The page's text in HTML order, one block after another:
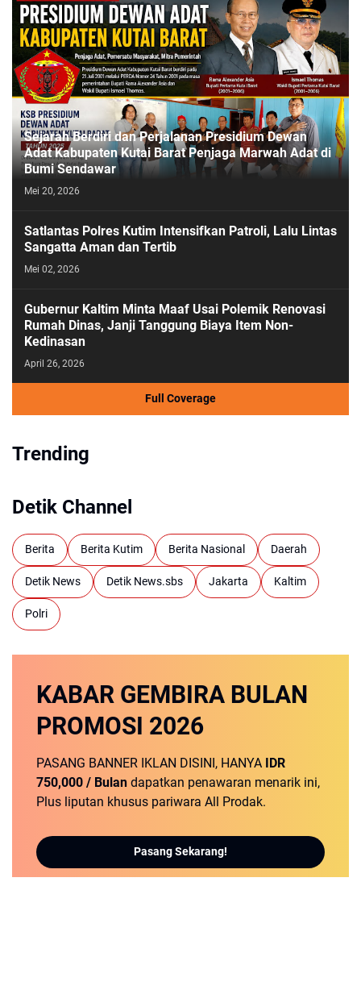
Sejarah Berdiri dan Perjalanan Presidium Dewan
Adat Kabupaten Kutai Barat Penjaga Marwah Adat di
Bumi Sendawar
Mei 20, 2026
Satlantas Polres Kutim Intensifkan Patroli, Lalu Lintas
Sangatta Aman dan Tertib
Mei 02, 2026
Gubernur Kaltim Minta Maaf Usai Polemik Renovasi
Rumah Dinas, Janji Tanggung Biaya Item Non-
Kedinasan
April 26, 2026
Full Coverage
Trending
Detik Channel
Berita Berita Kutim Berita Nasional Daerah
Detik News Detik News.sbs Jakarta Kaltim
Polri
KABAR GEMBIRA BULAN
PROMOSI 2026
PASANG BANNER IKLAN DISINI, HANYA IDR
750,000 / Bulan dapatkan penawaran menarik ini,
Plus liputan khusus pariwara All Prodak.
Pasang Sekarang!